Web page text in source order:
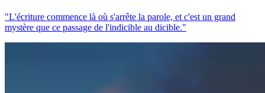
"L'écriture commence là où s'arrête la parole, et c'est un grand
mystère que ce passage de l'indicible au dicible."